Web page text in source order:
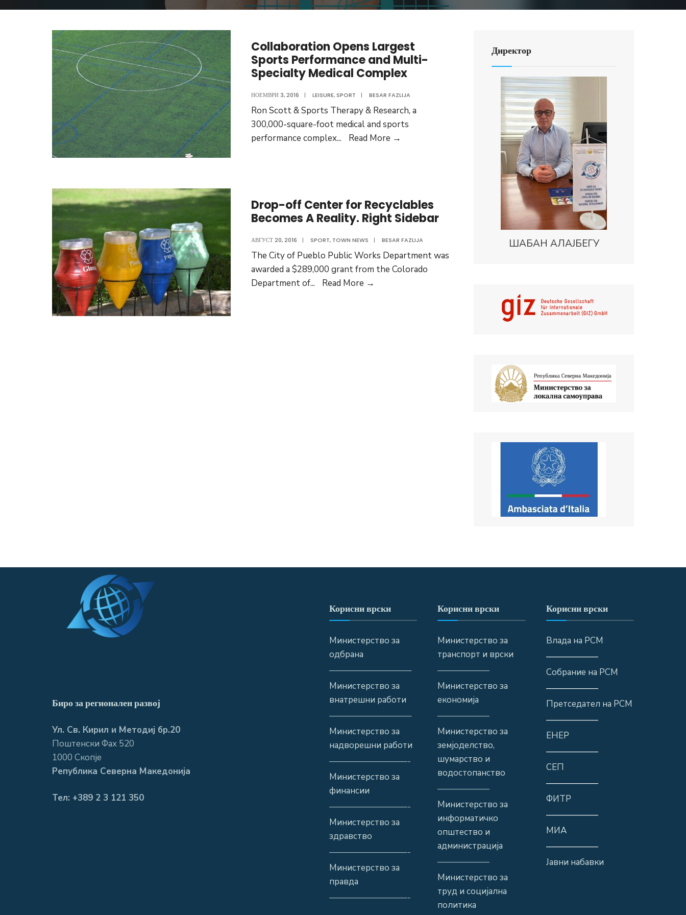
Collaboration Opens Largest
Sports Performance and Multi-
Specialty Medical Complex
НОЕМВРИ 3, 2016 | LEISURE, SPORT | BESAR FAZLIJA
Ron Scott & Sports Therapy & Research, a
300,000-square-foot medical and sports
performance complex... Read More →
and
Multi-
Complex
Drop-off Center for Recyclables
Becomes A Reality. Right Sidebar
АВГУСТ 20, 2016 | SPORT, TOWN NEWS | BESAR FAZLIJA
The City of Pueblo Public Works Department was
awarded a $289,000 grant from the Colorado
Department of... Read More →
Директор
ШАБАН АЛАЈБЕГУ
Биро за регионален развој
Ул. Св. Кирил и Методиј бр.20
Поштенски Фах 520
1000 Скопје
Република Северна Македонија
Тел: +389 2 3 121 350
Корисни врски
Министерство за
одбрана
—————————–
Министерство за
внатрешни работи
—————————–
Министерство за
надворешни работи
—————————-
Министерство за
финансии
—————————-
Министерство за
здравство
—————————-
Министерство за
правда
—————————-
Корисни врски
Министерство за
транспорт и врски
——————
Министерство за
економија
——————
Министерство за
земјоделство,
шумарство и
водостопанство
——————
Министерство за
информатичко
општество и
администрација
——————
Министерство за
труд и социјална
политика
Корисни врски
Влада на РСМ
——————
Собрание на РСМ
——————
Претседател на РСМ
——————
ЕНЕР
——————
СЕП
——————
ФИТР
——————
МИА
——————
Јавни набавки